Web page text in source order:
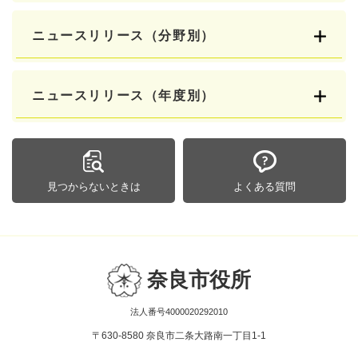
ニュースリリース（分野別）
ニュースリリース（年度別）
見つからないときは よくある質問
奈良市役所
法人番号4000020292010
〒630-8580 奈良市二条大路南一丁目1-1